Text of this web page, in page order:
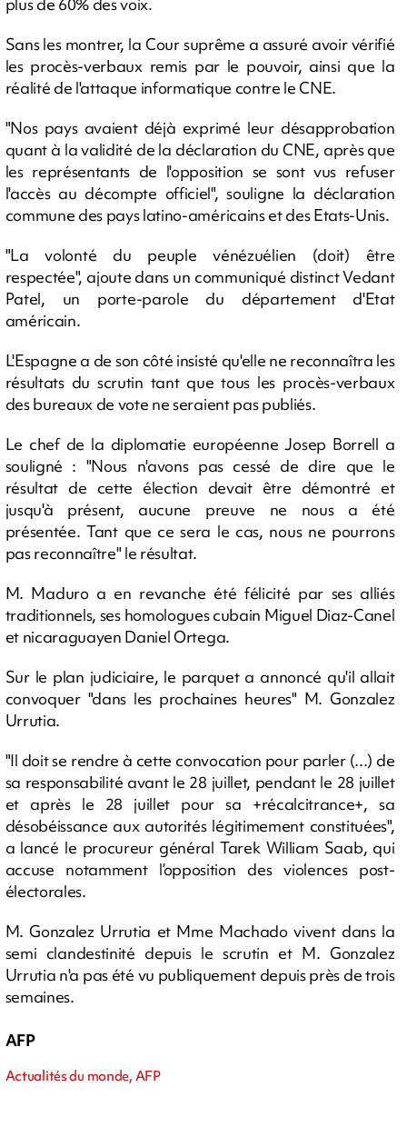
Sans les montrer, la Cour suprême a assuré avoir vérifié
les procès-verbaux remis par le pouvoir, ainsi que la
réalité de l'attaque informatique contre le CNE.
"Nos pays avaient déjà exprimé leur désapprobation
quant à la validité de la déclaration du CNE, après que
les représentants de l'opposition se sont vus refuser
l'accès au décompte officiel", souligne la déclaration
commune des pays latino-américains et des Etats-Unis.
"La volonté du peuple vénézuélien (doit) être
respectée", ajoute dans un communiqué distinct Vedant
Patel, un porte-parole du département d'Etat
américain.
L'Espagne a de son côté insisté qu'elle ne reconnaîtra les
résultats du scrutin tant que tous les procès-verbaux
des bureaux de vote ne seraient pas publiés.
Le chef de la diplomatie européenne Josep Borrell a
souligné : "Nous n'avons pas cessé de dire que le
résultat de cette élection devait être démontré et
jusqu'à présent, aucune preuve ne nous a été
présentée. Tant que ce sera le cas, nous ne pourrons
pas reconnaître" le résultat.
M. Maduro a en revanche été félicité par ses alliés
traditionnels, ses homologues cubain Miguel Diaz-Canel
et nicaraguayen Daniel Ortega.
Sur le plan judiciaire, le parquet a annoncé qu'il allait
convoquer "dans les prochaines heures" M. Gonzalez
Urrutia.
"Il doit se rendre à cette convocation pour parler (...) de
sa responsabilité avant le 28 juillet, pendant le 28 juillet
et après le 28 juillet pour sa +récalcitrance+, sa
désobéissance aux autorités légitimement constituées",
a lancé le procureur général Tarek William Saab, qui
accuse notamment l’opposition des violences post-
électorales.
M. Gonzalez Urrutia et Mme Machado vivent dans la
semi clandestinité depuis le scrutin et M. Gonzalez
Urrutia n'a pas été vu publiquement depuis près de trois
semaines.
AFP
Actualités du monde, AFP